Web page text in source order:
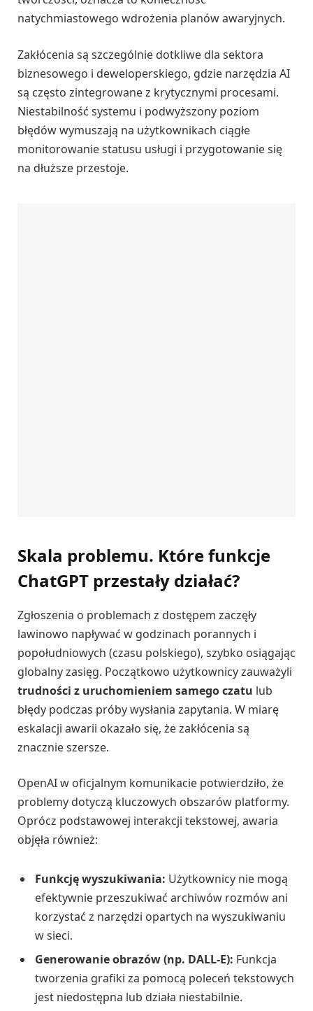
natychmiastowego wdrożenia planów awaryjnych.
Zakłócenia są szczególnie dotkliwe dla sektora
biznesowego i deweloperskiego, gdzie narzędzia AI
są często zintegrowane z krytycznymi procesami.
Niestabilność systemu i podwyższony poziom
błędów wymuszają na użytkownikach ciągłe
monitorowanie statusu usługi i przygotowanie się
na dłuższe przestoje.
Skala problemu. Które funkcje
ChatGPT przestały działać?
Zgłoszenia o problemach z dostępem zaczęły
lawinowo napływać w godzinach porannych i
popołudniowych (czasu polskiego), szybko osiągając
globalny zasięg. Początkowo użytkownicy zauważyli
trudności z uruchomieniem samego czatu lub
błędy podczas próby wysłania zapytania. W miarę
eskalacji awarii okazało się, że zakłócenia są
znacznie szersze.
OpenAI w oficjalnym komunikacie potwierdziło, że
problemy dotyczą kluczowych obszarów platformy.
Oprócz podstawowej interakcji tekstowej, awaria
objęła również:
Funkcję wyszukiwania: Użytkownicy nie mogą
efektywnie przeszukiwać archiwów rozmów ani
korzystać z narzędzi opartych na wyszukiwaniu
w sieci.
Generowanie obrazów (np. DALL-E): Funkcja
tworzenia grafiki za pomocą poleceń tekstowych
jest niedostępna lub działa niestabilnie.